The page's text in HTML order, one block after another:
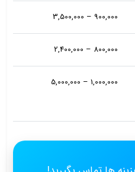
900,000 – 3,500,000
800,000 – 2,400,000
1,000,000 – 5,000,000